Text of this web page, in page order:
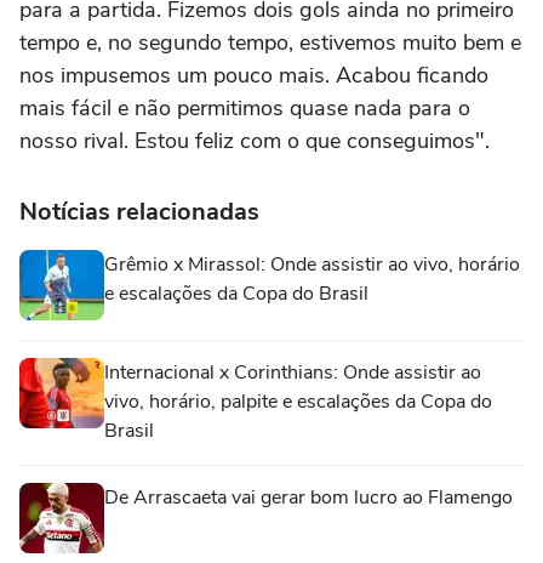
para a partida. Fizemos dois gols ainda no primeiro
tempo e, no segundo tempo, estivemos muito bem e
nos impusemos um pouco mais. Acabou ficando
mais fácil e não permitimos quase nada para o
nosso rival. Estou feliz com o que conseguimos".
Notícias relacionadas
Grêmio x Mirassol: Onde assistir ao vivo, horário
e escalações da Copa do Brasil
Internacional x Corinthians: Onde assistir ao
vivo, horário, palpite e escalações da Copa do
Brasil
De Arrascaeta vai gerar bom lucro ao Flamengo